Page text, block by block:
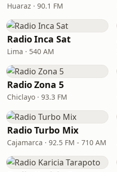
Huaraz · 90.1 FM
Radio Inca Sat
Lima · 540 AM
Radio Zona 5
Chiclayo · 93.3 FM
Radio Turbo Mix
Cajamarca · 92.5 FM - 710 AM